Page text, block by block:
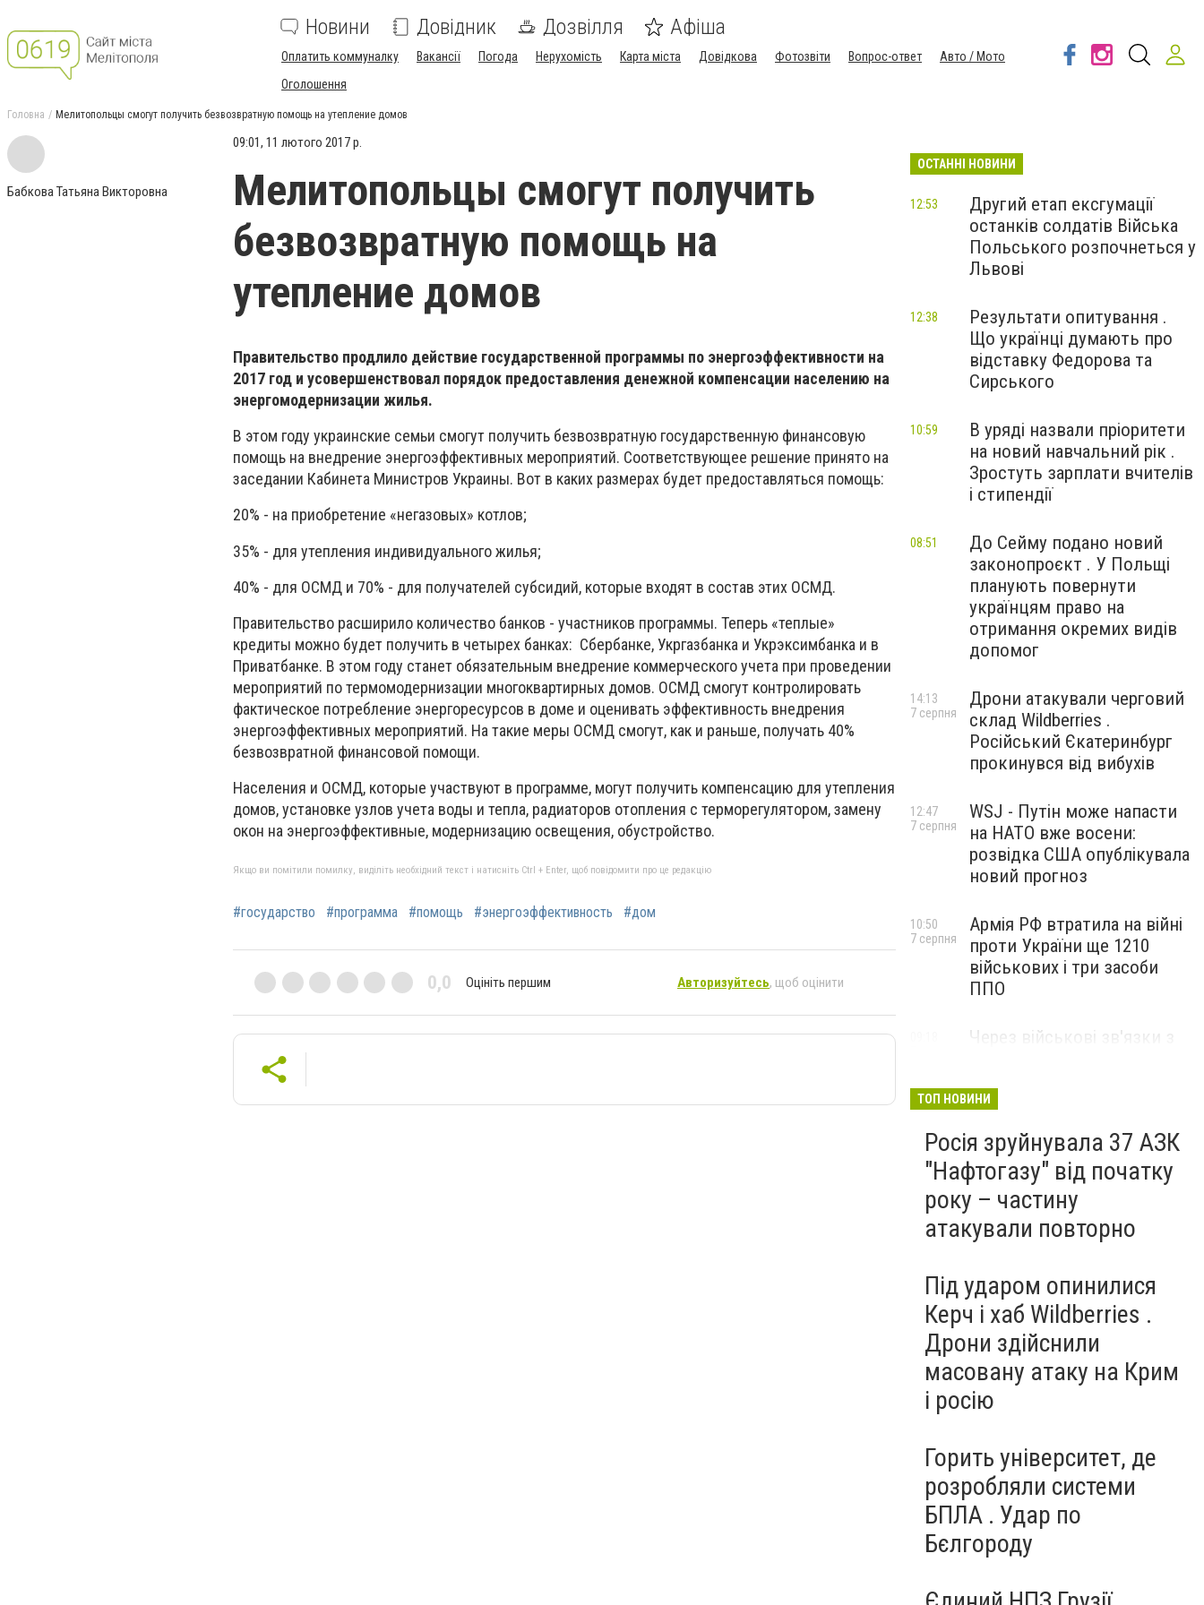
Новини Довідник Дозвілля Афіша
Оплатить коммуналку Вакансії Погода Нерухомість Карта міста Довідкова Фотозвіти Вопрос-ответ
Авто / Мото
Оголошення
Головна Мелитопольцы смогут получить безвозвратную помощь на утепление домов
Бабкова Татьяна Викторовна
09:01, 11 лютого 2017 р.
Мелитопольцы смогут получить
безвозвратную помощь на
утепление домов
Правительство продлило действие государственной программы по энергоэффективности на
2017 год и усовершенствовал порядок предоставления денежной компенсации населению на
энергомодернизации жилья.
В этом году украинские семьи смогут получить безвозвратную государственную финансовую
помощь на внедрение энергоэффективных мероприятий. Соответствующее решение принято на
заседании Кабинета Министров Украины. Вот в каких размерах будет предоставляться помощь:
20% - на приобретение «негазовых» котлов;
35% - для утепления индивидуального жилья;
40% - для ОСМД и 70% - для получателей субсидий, которые входят в состав этих ОСМД.
Правительство расширило количество банков - участников программы. Теперь «теплые»
кредиты можно будет получить в четырех банках: Сбербанке, Укргазбанка и Укрэксимбанка и в
Приватбанке. В этом году станет обязательным внедрение коммерческого учета при проведении
мероприятий по термомодернизации многоквартирных домов. ОСМД смогут контролировать
фактическое потребление энергоресурсов в доме и оценивать эффективность внедрения
энергоэффективных мероприятий. На такие меры ОСМД смогут, как и раньше, получать 40%
безвозвратной финансовой помощи.
Населения и ОСМД, которые участвуют в программе, могут получить компенсацию для утепления
домов, установке узлов учета воды и тепла, радиаторов отопления с терморегулятором, замену
окон на энергоэффективные, модернизацию освещения, обустройство.
Якщо ви помітили помилку, виділіть необхідний текст і натисніть Ctrl + Enter, щоб повідомити про це редакцію
#государство #программа #помощь #энергоэффективность #дом
0,0 Оцініть першим Авторизуйтесь, щоб оцінити
ОСТАННІ НОВИНИ
Другий етап ексгумації
останків солдатів Війська
Польського розпочнеться у
Львові
12:53
Результати опитування .
Що українці думають про
відставку Федорова та
Сирського
12:38
В уряді назвали пріоритети
на новий навчальний рік .
Зростуть зарплати вчителів
і стипендії
10:59
До Сейму подано новий
законопроєкт . У Польщі
планують повернути
українцям право на
отримання окремих видів
допомог
08:51
Дрони атакували черговий
склад Wildberries .
Російський Єкатеринбург
прокинувся від вибухів
14:13
7 серпня
WSJ - Путін може напасти
на НАТО вже восени:
розвідка США опублікувала
новий прогноз
12:47
7 серпня
Армія РФ втратила на війні
проти України ще 1210
військових і три засоби
ППО
10:50
7 серпня
Через військові зв'язки з
Куби
ТОП НОВИНИ
Росія зруйнувала 37 АЗК
"Нафтогазу" від початку
року – частину
атакували повторно
Під ударом опинилися
Керч і хаб Wildberries .
Дрони здійснили
масовану атаку на Крим
і росію
Горить університет, де
розробляли системи
БПЛА . Удар по
Бєлгороду